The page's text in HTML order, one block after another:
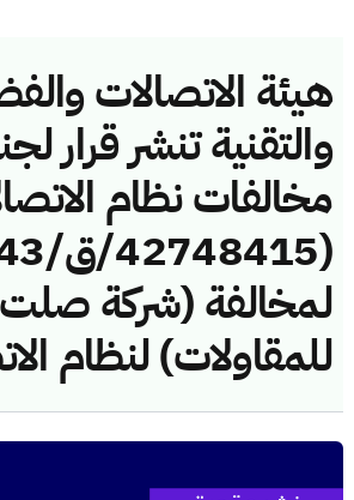
هيئة الاتصالات
والتقنية تنشر قرار
مخالفات نظام
لمخالفة (شركة صلت
للمقاولات) لنظام